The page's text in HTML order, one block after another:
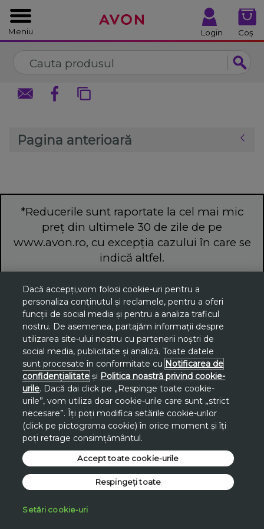
Meniu Login Coș
Pagina anterioară
*Reducerile sunt raportate la cel mai mic
preț din ultimele 30 de zile de pe
www.avon.ro, cu excepția cazului în care se
indică altfel.
Închide Închide
Dacă accepți,vom folosi cookie-uri pentru a
personaliza conținutul și reclamele, pentru a oferi
funcții de social media și pentru a analiza traficul
nostru. De asemenea, partajăm informații despre
utilizarea site-ului nostru cu partenerii noștri de
social media, publicitate și analiză. Toate datele
sunt procesate în conformitate cu Notificarea de
confidențialitate și Politica noastră privind cookie-
urile. Dacă dai click pe „Respinge toate cookie-
urile”, vom utiliza doar cookie-urile care sunt „strict
necesare”. Îți poți modifica setările cookie-urilor
(click pe pictograma cookie) în orice moment și îți
poți retrage consimțământul.
Setări cookie-uri
Respingeți toate
Accept toate cookie-urile